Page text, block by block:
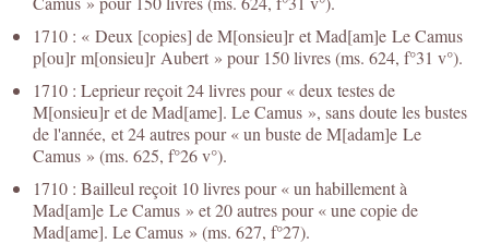
1710 : « Deux [copies] de M[onsieu]r et Mad[am]e Le Camus
p[ou]r m[onsieu]r Aubert » pour 150 livres (ms. 624, f°31 v°).
1710 : Leprieur reçoit 24 livres pour « deux testes de
M[onsieu]r et de Mad[ame]. Le Camus », sans doute les bustes
de l'année, et 24 autres pour « un buste de M[adam]e Le
Camus » (ms. 625, f°26 v°).
1710 : Bailleul reçoit 10 livres pour « un habillement à
Mad[am]e Le Camus » et 20 autres pour « une copie de
Mad[ame]. Le Camus » (ms. 627, f°27).